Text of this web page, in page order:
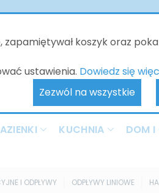
zapamiętywał koszyk oraz
ustawienia. Dowiedz się
Zezwól na wszystkie
biuro będzie nieczynne -
będą realizowane od 10.06.2026.
KUCHNIA DOM I
I ODPŁYWY ODPŁYWY LINIOWE